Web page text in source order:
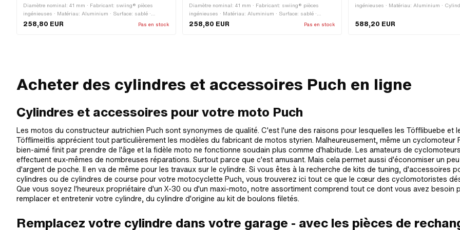
Diamètre nominal: 41 mm · Fabricant: swiing® pièces
ingénieuses · Matériau: Aluminium · Surface: sablé ·
Cylindrée: 55 ccm · Course du vilebrequin: 42 mm · Ø du
col du cylindre: 45 mm · Ø intérieur de la sortie: 20.5 mm ·
[mm]: 60 x 40 / 37 x 37 · Camouflé: Non · Champ
d'application: Racing
258,80 EUR Pas en stock
Diamètre nominal: 41 mm · Fabricant: swiing® pièces
ingénieuses · Matériau: Aluminium · Surface: sablé ·
Cylindrée: 55 ccm · Course du vilebrequin: 42 mm ·
Filetage entrée: M5x0.8 (filetage standard) · Distance entre
258,80 EUR Pas en stock
ingénieuses · Matériau: Aluminium ·
Tuning
588,20 EUR
Acheter des cylindres et accessoires Puch en ligne
Cylindres et accessoires pour votre moto Puch
Les motos du constructeur autrichien Puch sont synonymes de qualité. C'est l'une des raisons pour lesquelles les Töfflibuebe et
Töfflimeitlis apprécient tout particulièrement les modèles du fabricant de motos styrien. Malheureusement, même un cyclomoteur
bien-aimé finit par prendre de l'âge et la fidèle moto ne fonctionne soudain plus comme d'habitude. Les amateurs de cyclomoteurs
effectuent eux-mêmes de nombreuses réparations. Surtout parce que c'est amusant. Mais cela permet aussi d'économiser un peu
d'argent de poche. Il en va de même pour les travaux sur le cylindre. Si vous êtes à la recherche de kits de tuning, d'accessoires
cylindres ou de cylindres de course pour votre motocyclette Puch, vous trouverez ici tout ce que le cœur des cyclomotoristes
Que vous soyez l'heureux propriétaire d'un X-30 ou d'un maxi-moto, notre assortiment comprend tout ce dont vous avez besoin
remplacer et entretenir votre cylindre, du cylindre d'origine au kit de boulons filetés.
Remplacez votre cylindre dans votre garage - avec les pièces de